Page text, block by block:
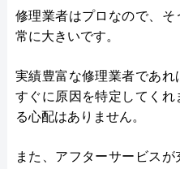
修理業者はプロなので、
常に大きいです。
実績豊富な修理業者であ
すぐに原因を特定してく
る心配はありません。
また、アフターサービス